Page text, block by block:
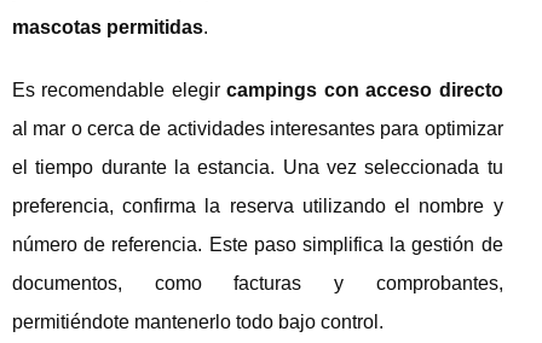
mascotas permitidas.
Es recomendable elegircampings con acceso directo
al mar o cerca de actividades interesantes para optimizar
el tiempo durante la estancia. Una vez seleccionada tu
preferencia, confirma la reserva utilizando el nombre y
número de referencia. Este paso simplifica la gestión de
documentos, como facturas y comprobantes,
permitiéndote mantenerlo todo bajo control.